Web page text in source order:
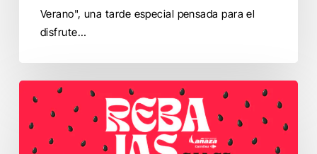
Verano", una tarde especial pensada para el
disfrute…
Verano